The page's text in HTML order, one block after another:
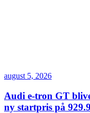
august 5, 2026
Audi e-tron GT
ny startpris på